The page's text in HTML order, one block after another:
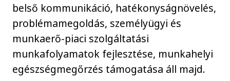
belső kommunikáció, hatékonyságnövelés,
problémamegoldás, személyügyi és
munkaerő-piaci szolgáltatási
munkafolyamatok fejlesztése, munkahelyi
egészségmegőrzés támogatása áll majd.